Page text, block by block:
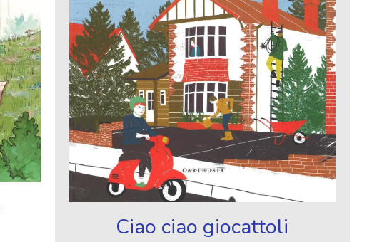
Ciao ciao giocattoli